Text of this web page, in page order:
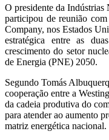
O presidente da
participou de reunião
Company, nos Estados
estratégica entre as
crescimento do setor
de Energia (PNE) 2050.
Segundo Tomás
cooperação entre a
da cadeia produtiva do
para atender ao aumento
matriz energética nacional.